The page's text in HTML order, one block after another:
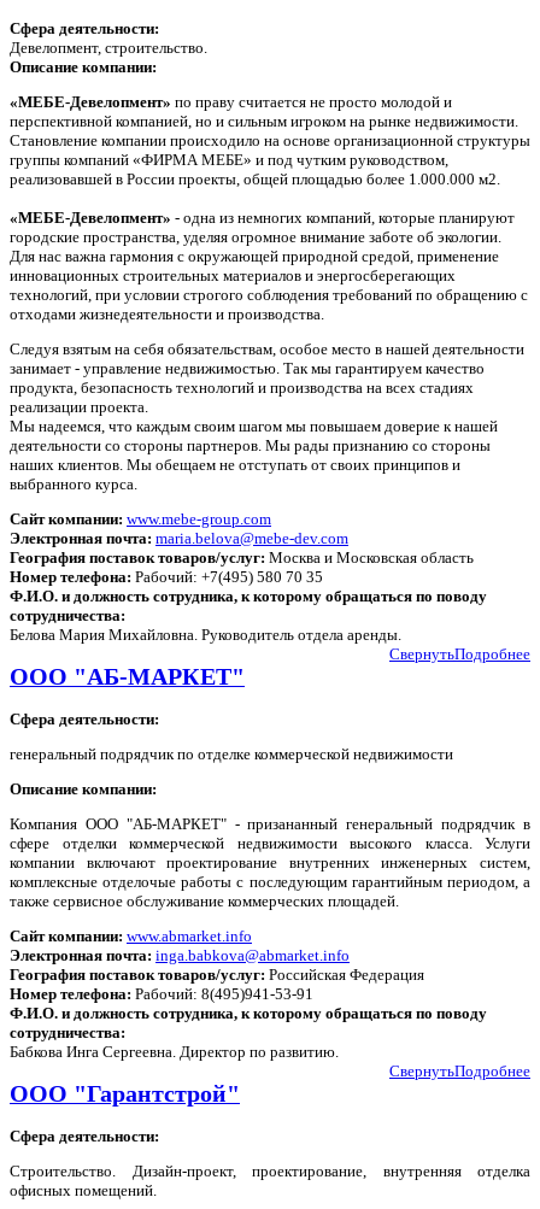
Сфера деятельности:
Девелопмент, строительство.
Описание компании:
«МЕБЕ-Девелопмент» по праву считается не просто молодой и
перспективной компанией, но и сильным игроком на рынке недвижимости.
Становление компании происходило на основе организационной структуры
группы компаний «ФИРМА МЕБЕ» и под чутким руководством,
реализовавшей в России проекты, общей площадью более 1.000.000 м2.
«МЕБЕ-Девелопмент» - одна из немногих компаний, которые планируют
городские пространства, уделяя огромное внимание заботе об экологии.
Для нас важна гармония с окружающей природной средой, применение
инновационных строительных материалов и энергосберегающих
технологий, при условии строгого соблюдения требований по обращению с
отходами жизнедеятельности и производства.
Следуя взятым на себя обязательствам, особое место в нашей деятельности
занимает - управление недвижимостью. Так мы гарантируем качество
продукта, безопасность технологий и производства на всех стадиях
реализации проекта.
Мы надеемся, что каждым своим шагом мы повышаем доверие к нашей
деятельности со стороны партнеров. Мы рады признанию со стороны
наших клиентов. Мы обещаем не отступать от своих принципов и
выбранного курса.
Сайт компании: www.mebe-group.com
Электронная почта: maria.belova@mebe-dev.com
География поставок товаров/услуг: Москва и Московская область
Номер телефона: Рабочий: +7(495) 580 70 35
Ф.И.О. и должность сотрудника, к которому обращаться по поводу
сотрудничества:
Белова Мария Михайловна. Руководитель отдела аренды.
Подробнее
Свернуть
ООО "АБ-МАРКЕТ"
Сфера деятельности:
генеральный подрядчик по отделке коммерческой недвижимости
Описание компании:
Компания ООО "АБ-МАРКЕТ" - призананный генеральный подрядчик в
сфере отделки коммерческой недвижимости высокого класса. Услуги
компании включают проектирование внутренних инженерных систем,
комплексные отделочые работы с последующим гарантийным периодом, а
также сервисное обслуживание коммерческих площадей.
Сайт компании: www.abmarket.info
Электронная почта: inga.babkova@abmarket.info
География поставок товаров/услуг: Российская Федерация
Номер телефона: Рабочий: 8(495)941-53-91
Ф.И.О. и должность сотрудника, к которому обращаться по поводу
сотрудничества:
Бабкова Инга Сергеевна. Директор по развитию.
Подробнее
Свернуть
ООО "Гарантстрой"
Сфера деятельности:
Строительство. Дизайн-проект, проектирование, внутренняя отделка
офисных помещений.